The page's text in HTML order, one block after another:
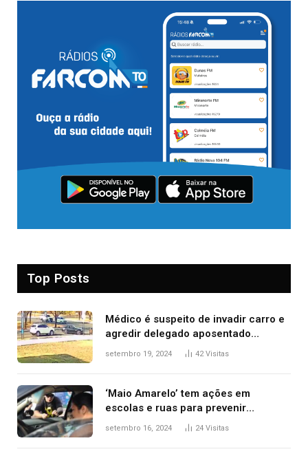
Top Posts
Médico é suspeito de invadir carro e
agredir delegado aposentado
durante confusão no trânsito
setembro 19, 2024 42Visitas
‘Maio Amarelo’ tem ações em
escolas e ruas para prevenir
acidentes no trânsito no AP
setembro 16, 2024 24 Visitas